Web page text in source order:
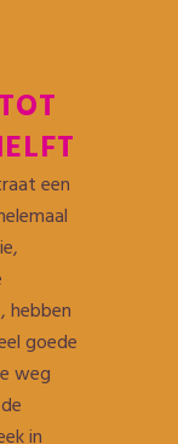
een
hebben
goede
weg